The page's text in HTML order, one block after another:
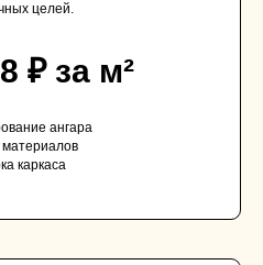
целей.
₽ за м²
ангара
материалов
каркаса